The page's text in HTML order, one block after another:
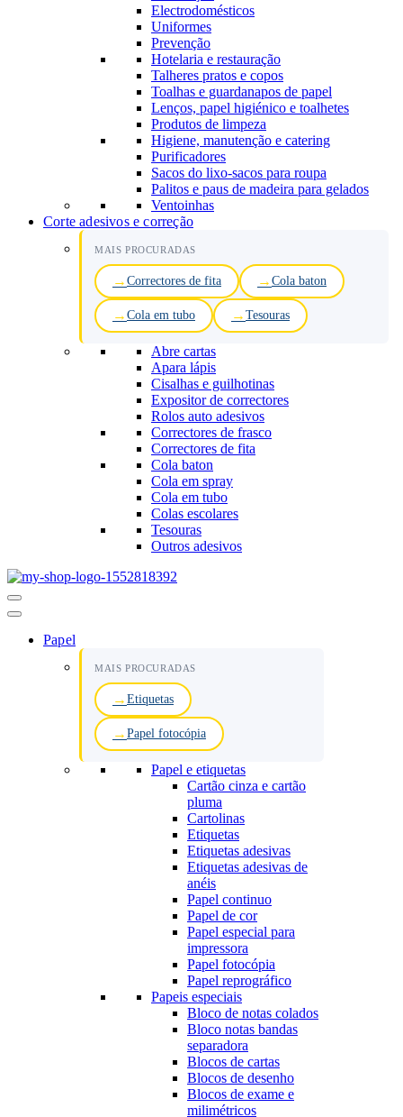
Electrodomésticos
Uniformes
Prevenção
Hotelaria e restauração
Talheres pratos e copos
Toalhas e guardanapos de papel
Lenços, papel higiénico e toalhetes
Produtos de limpeza
Higiene, manutenção e catering
Purificadores
Sacos do lixo-sacos para roupa
Palitos e paus de madeira para gelados
Ventoinhas
Corte adesivos e correção
MAIS PROCURADAS
Correctores de fita Cola baton
Cola em tubo Tesouras
Abre cartas
Apara lápis
Cisalhas e guilhotinas
Expositor de correctores
Rolos auto adesivos
Correctores de frasco
Correctores de fita
Cola baton
Cola em spray
Cola em tubo
Colas escolares
Tesouras
Outros adesivos
Menu
de
Papel
MAIS PROCURADAS
Etiquetas
Papel fotocópia
Papel e etiquetas
Cartão cinza e cartão
pluma
Cartolinas
Etiquetas
Etiquetas adesivas
Etiquetas adesivas de
anéis
Papel continuo
Papel de cor
Papel especial para
impressora
Papel fotocópia
Papel reprográfico
Papeis especiais
Bloco de notas colados
Bloco notas bandas
separadora
Blocos de cartas
Blocos de desenho
Blocos de exame e
milimétricos